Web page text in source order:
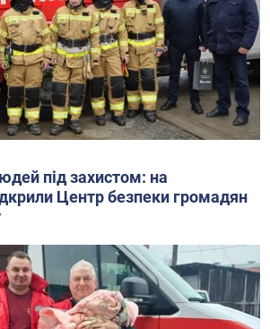
під захистом: на
Центр безпеки громадян